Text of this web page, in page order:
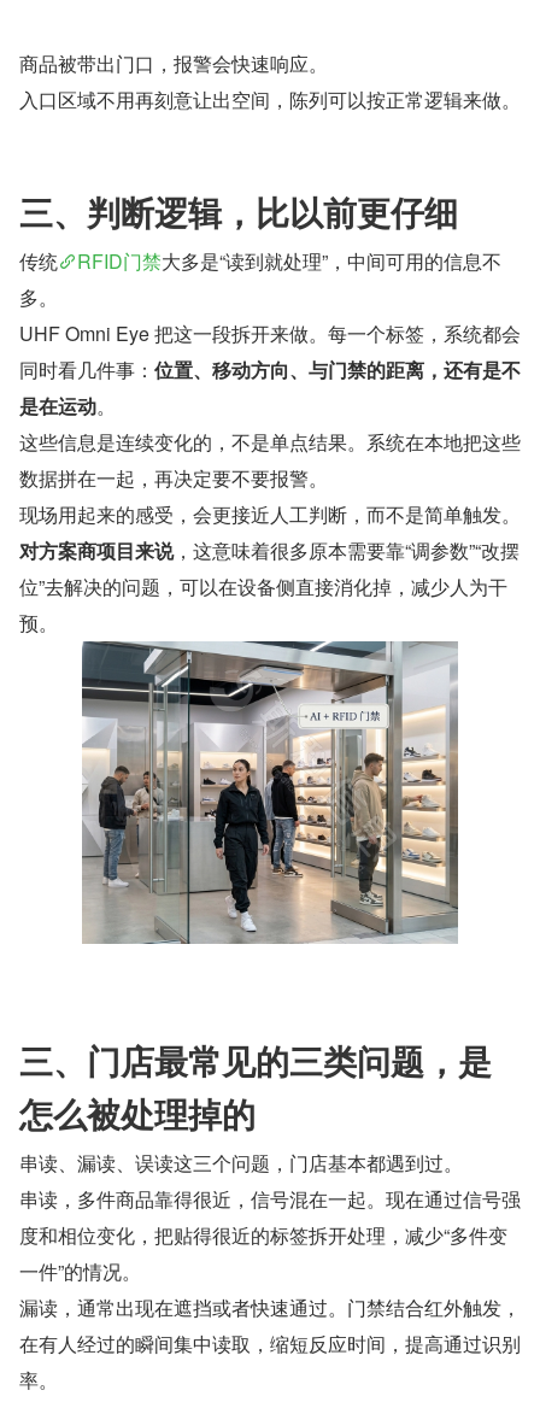
商品被带出门口，报警会快速响应。
入口区域不用再刻意让出空间，陈列可以按正常逻辑来做。
三、判断逻辑，比以前更仔细
传统 RFID门禁大多是“读到就处理”，中间可用的信息不
多。
UHF Omni Eye 把这一段拆开来做。每一个标签，系统都会
同时看几件事： 位置、移动方向、与门禁的距离，还有是不
是在运动。
这些信息是连续变化的，不是单点结果。系统在本地把这些
数据拼在一起，再决定要不要报警。
现场用起来的感受，会更接近人工判断，而不是简单触发。
对方案商项目来说，这意味着很多原本需要靠“调参数”“改摆
位”去解决的问题，可以在设备侧直接消化掉，减少人为干
预。
三、门店最常见的三类问题，是
怎么被处理掉的
串读、漏读、误读这三个问题，门店基本都遇到过。
串读，多件商品靠得很近，信号混在一起。现在通过信号强
度和相位变化，把贴得很近的标签拆开处理，减少“多件变
一件”的情况。
漏读，通常出现在遮挡或者快速通过。门禁结合红外触发，
在有人经过的瞬间集中读取，缩短反应时间，提高通过识别
率。